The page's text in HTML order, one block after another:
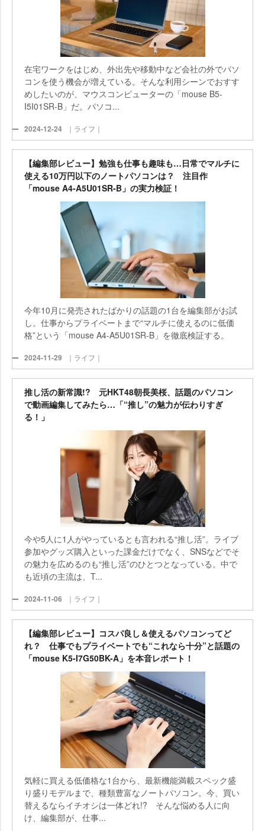
在宅ワークをはじめ、外出先や移動中など会社の外でパソ
コンを使う機会が増えている。そんな利用シーンでおすす
めしたいのが、マウスコンピューターの「mouse B5-
I5I01SR-B」だ。パソコ...
2024-12-24 ｜ライフ｜
【編集部レビュー】勉強も仕事も趣味も…日常でマルチに
使える10万円以下のノートパソコンは？ 注目作
「mouse A4-A5U01SR-B」の実力検証！
今年10月に発売されたばかりの話題の1台を編集部がお試
し。仕事からプライベートまで“マルチに使えるのに低価
格”という「mouse A4-A5U01SR-B」を徹底検証する。
2024-11-29 ｜ライフ｜
推し活の新常識!? 元HKT48朝長美桜、話題のパソコン
で動画編集してみたら…「“推し”の魅力が伝わりすぎ
る！」
今や5人に1人がやっているとも言われる“推し活”。ライブ
参加やグッズ購入といった課金だけでなく、SNSなどでそ
の魅力を広めるのも“推し活”のひとつとなっている。中で
も近頃の主流は、T...
2024-11-06 ｜ライフ｜
【編集部レビュー】コスパ良し＆使えるパソコンってど
れ？ 仕事でもプライベートでも“これなら十分”と話題の
「mouse K5-I7G50BK-A」を本音レポート！
気軽に買える低価格な1台から、最新機能満載スペック盛
り盛りモデルまで、種類豊富なノートパソコン。今、買い
替えるならイチオシは一体どれ!? そんな悩める人に向
け、編集部が、仕事...